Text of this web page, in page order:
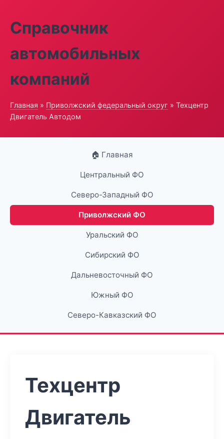
Справочник
автомобильных
компаний
Главная » Приволжский федеральный округ » Техцентр
Двигатель Автодом
🏠 Главная
Центральный ФО
Северо-Западный ФО
Приволжский ФО
Уральский ФО
Сибирский ФО
Дальневосточный ФО
Южный ФО
Северо-Кавказский ФО
Техцентр
Двигатель